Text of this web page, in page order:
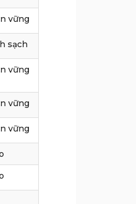
vững
sạch
vững
vững
vững